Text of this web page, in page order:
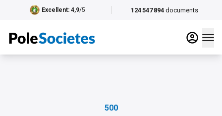
124 547 894 documents
Excellent: 4,9/5
500